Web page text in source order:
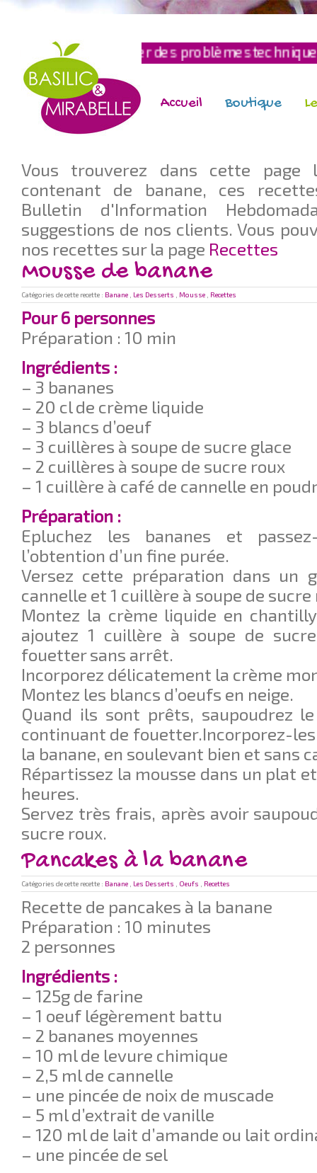
Accueil Boutique
rencontrer des problèmes techniques, si
Vous trouverez dans cette page
contenant de banane, ces
Bulletin d'Information
suggestions de nos clients. Vous
nos recettes sur la page Recettes
Mousse de banane
Catégories de cette recette : Banane Les Desserts Mousse Recettes
Pour 6 personnes
Préparation : 10 min
Ingrédients :
– 3 bananes
– 20 cl de crème liquide
– 3 blancs d’oeuf
– 3 cuillères à soupe de sucre glace
– 2 cuillères à soupe de sucre roux
– 1 cuillère à café de cannelle en
Préparation :
Epluchez les bananes et
l’obtention d’un fine purée.
Versez cette préparation dans un
cannelle et 1 cuillère à soupe de
Montez la crème liquide en
ajoutez 1 cuillère à soupe de
fouetter sans arrêt.
Incorporez délicatement la crème
Montez les blancs d’oeufs en neige.
Quand ils sont prêts, saupoudrez
continuant de fouetter.Incorporez-
la banane, en soulevant bien et sans
Répartissez la mousse dans un plat
heures.
Servez très frais, après avoir
sucre roux.
Pancakes à la banane
Catégories de cette recette : Banane Les Desserts Oeufs Recettes
Recette de pancakes à la banane
Préparation : 10 minutes
2 personnes
Ingrédients :
– 125g de farine
– 1 oeuf légèrement battu
– 2 bananes moyennes
– 10 ml de levure chimique
– 2,5 ml de cannelle
– une pincée de noix de muscade
– 5 ml d’extrait de vanille
– 120 ml de lait d’amande ou lait
– une pincée de sel